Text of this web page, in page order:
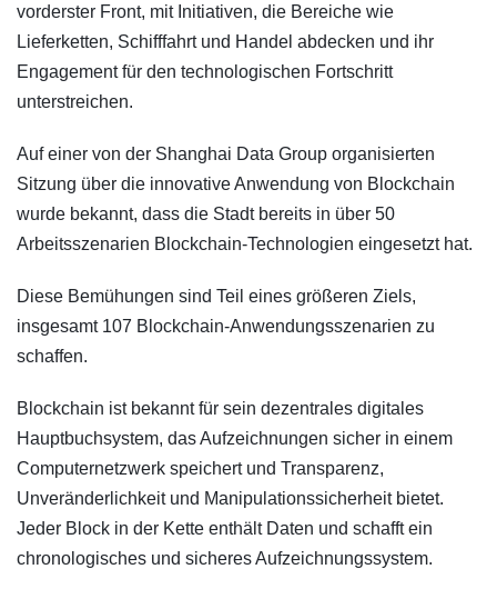
vorderster Front, mit Initiativen, die Bereiche wie
Lieferketten, Schifffahrt und Handel abdecken und ihr
Engagement für den technologischen Fortschritt
unterstreichen.
Auf einer von der Shanghai Data Group organisierten
Sitzung über die innovative Anwendung von Blockchain
wurde bekannt, dass die Stadt bereits in über 50
Arbeitsszenarien Blockchain-Technologien eingesetzt hat.
Diese Bemühungen sind Teil eines größeren Ziels,
insgesamt 107 Blockchain-Anwendungsszenarien zu
schaffen.
Blockchain ist bekannt für sein dezentrales digitales
Hauptbuchsystem, das Aufzeichnungen sicher in einem
Computernetzwerk speichert und Transparenz,
Unveränderlichkeit und Manipulationssicherheit bietet.
Jeder Block in der Kette enthält Daten und schafft ein
chronologisches und sicheres Aufzeichnungssystem.